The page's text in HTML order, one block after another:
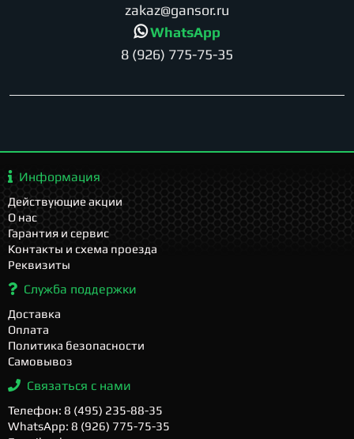
zakaz@gansor.ru
WhatsApp
8 (926) 775-75-35
Информация
Действующие акции
О нас
Гарантия и сервис
Контакты и схема проезда
Реквизиты
Служба поддержки
Доставка
Оплата
Политика безопасности
Самовывоз
Связаться с нами
Телефон: 8 (495) 235-88-35
WhatsApp: 8 (926) 775-75-35